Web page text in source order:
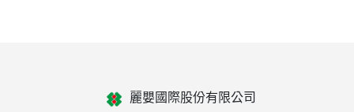
麗嬰國際股份有限公司